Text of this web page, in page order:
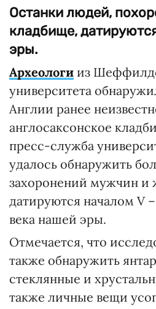
Останки людей,
кладбище,
эры.
Археологи из
университета
Англии ранее
англосаксонское
пресс-служба
удалось обнаружить
захоронений мужчин и
датируются началом V
века нашей эры.
Отмечается, что
также обнаружить
стеклянные и
также личные вещи